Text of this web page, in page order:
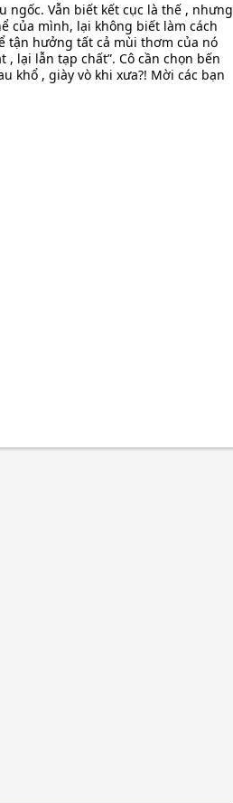
ngốc. Vẫn biết kết cục là thế , nhưng
của mình, lại không biết làm cách
tận hưởng tất cả mùi thơm của nó
lại lẫn tạp chất”. Cô cần chọn bến
khổ , giày vò khi xưa?! Mời các bạn